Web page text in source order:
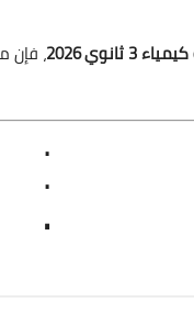
2026
، فإن
.
.
.